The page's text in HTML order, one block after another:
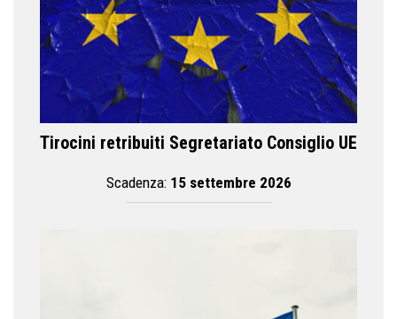
Tirocini retribuiti Segretariato Consiglio UE
Scadenza: 15 settembre 2026